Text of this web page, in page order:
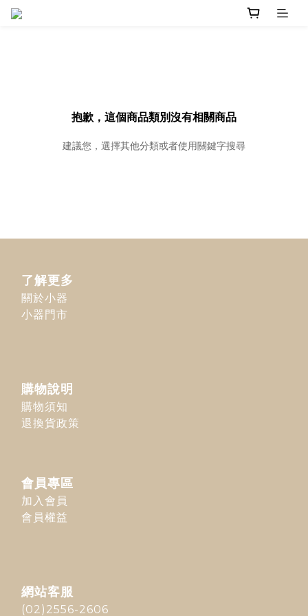
抱歉，這個商品類別沒有相關商品
建議您，選擇其他分類或者使用關鍵字搜尋
了解更多
關於小器
小器門市
購物說明
購物須知
退換貨政策
會員專區
加入會員
會員權益
網站客服
(02)2556-2606